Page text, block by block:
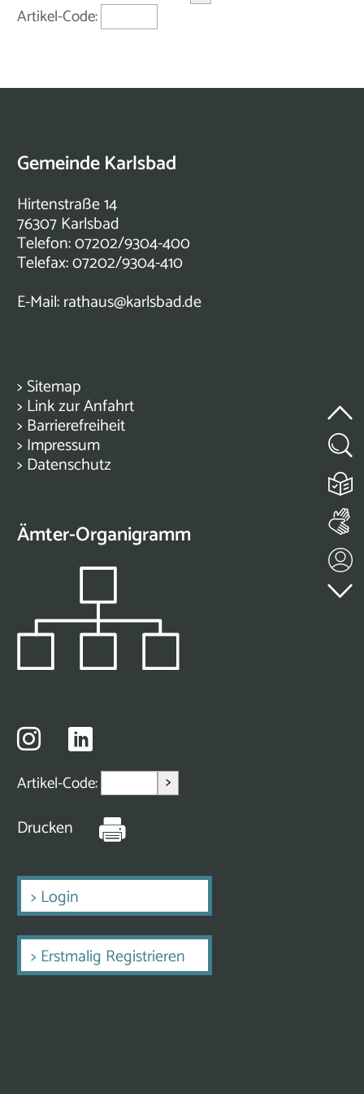
Artikel-Code:
Gemeinde Karlsbad
Hirtenstraße 14
76307 Karlsbad
Telefon: 07202/9304-400
Telefax: 07202/9304-410
E-Mail:rathaus@karlsbad.de
> Sitemap
> Link zur Anfahrt
> Barrierefreiheit
> Impressum
> Datenschutz
Ämter-Organigramm
Artikel-Code: >
Drucken
> Login
> Erstmalig Registrieren